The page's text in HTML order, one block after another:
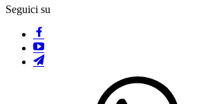
Seguici su